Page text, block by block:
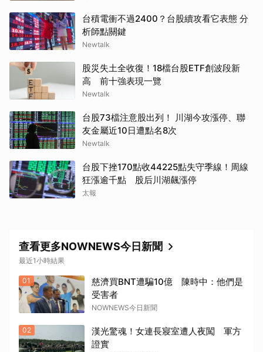
台積電衝不過2400？台股續攻看它表態 分
析師點關鍵
Newtalk
股災失土全收復！18檔台股ETF創波段新
高 前十強表現一覽
Newtalk
台股73檔注意股出列！ 川湖今攻漲停、聯
友金屬近10日遭點名8次
Newtalk
台股下挫170點收44225點失守季線！周線
狂漲逾千點 股后川湖飆漲停
太報
查看更多NOWNEWS今日新聞
最近1小時結果
01
慈濟買BNT遭騙10億 陳時中：他們是
受害者
NOWNEWS今日新聞
02
漢光驚魂！女連長寢室遭人夜闖 軍方
證實